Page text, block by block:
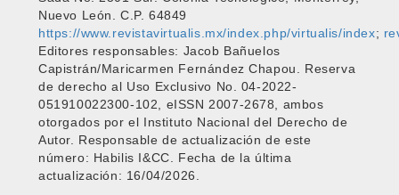
Nuevo León. C.P. 64849
https://www.revistavirtualis.mx/index.php/virtualis/index;
Editores responsables: Jacob Bañuelos
Capistrán/Maricarmen Fernández Chapou. Reserva
de derecho al Uso Exclusivo No. 04-2022-
051910022300-102, eISSN 2007-2678, ambos
otorgados por el Instituto Nacional del Derecho de
Autor. Responsable de actualización de este
número: Habilis I&CC. Fecha de la última
actualización: 16/04/2026.